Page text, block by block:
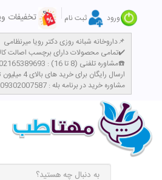
ورود ثبت نام تخفیفات
داروخانه شبانه روزی دکتر رویا میرنظامی📌
تمامی محصولات دارای برچسب اصالت کالا و سیب سلامت میباشند✔️
مشاوره تلفنی (8 تا 16) : 02165389693☎️
​ارسال رایگان برای خرید های بالای 4 میلیون تومان با پست پیشتاز
مشاوره خرید در برنامه بله : 09302007587